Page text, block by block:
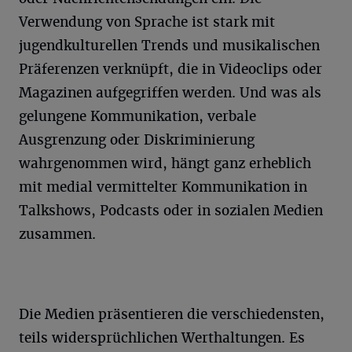
Verwendung von Sprache ist stark mit
jugendkulturellen Trends und musikalischen
Präferenzen verknüpft, die in Videoclips oder
Magazinen aufgegriffen werden. Und was als
gelungene Kommunikation, verbale
Ausgrenzung oder Diskriminierung
wahrgenommen wird, hängt ganz erheblich
mit medial vermittelter Kommunikation in
Talkshows, Podcasts oder in sozialen Medien
zusammen.
Die Medien präsentieren die verschiedensten,
teils widersprüchlichen Werthaltungen. Es